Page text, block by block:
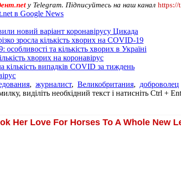
у Telegram. Підписуйтесь на наш канал https://
в Google News
новий варіант коронавірусу Цикада
зросла кількість хворих на COVID-19
та кількість хворих в Україні
хворих на коронавірус
кількість випадків COVID за тиждень
, журналист, Великобритания, доброволец
виділіть необхідний текст і натисніть Ctrl +